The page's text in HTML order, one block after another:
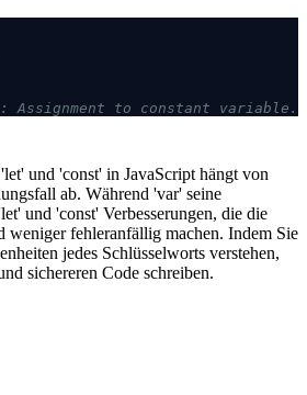
Assignment to constant variable.
und 'const' in JavaScript hängt von
ab. Während 'var' seine
und 'const' Verbesserungen, die die
weniger fehleranfällig machen. Indem Sie
jedes Schlüsselworts verstehen,
sichereren Code schreiben.